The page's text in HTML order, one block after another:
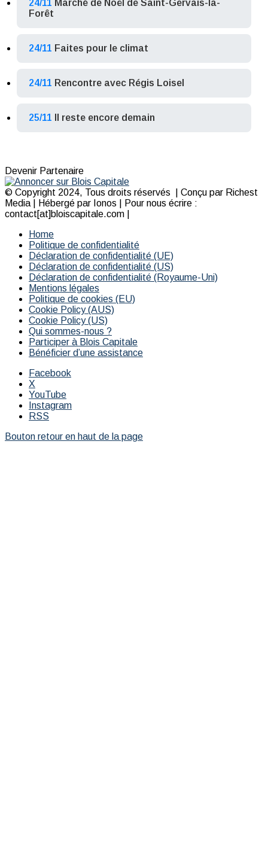
24/11 Marché de Noël de Saint-Gervais-la-
Forêt
24/11 Faites pour le climat
24/11 Rencontre avec Régis Loisel
25/11 Il reste encore demain
Devenir Partenaire
© Copyright 2024, Tous droits réservés | Conçu par Richest
Media | Hébergé par Ionos | Pour nous écrire :
contact[at]bloiscapitale.com |
Home
Politique de confidentialité
Déclaration de confidentialité (UE)
Déclaration de confidentialité (US)
Déclaration de confidentialité (Royaume-Uni)
Mentions légales
Politique de cookies (EU)
Cookie Policy (AUS)
Cookie Policy (US)
Qui sommes-nous ?
Participer à Blois Capitale
Bénéficier d’une assistance
Facebook
X
YouTube
Instagram
RSS
Bouton retour en haut de la page